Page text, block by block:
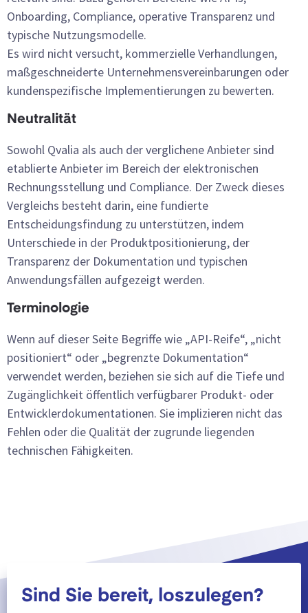
Onboarding, Compliance, operative Transparenz und
typische Nutzungsmodelle.
Es wird nicht versucht, kommerzielle Verhandlungen,
maßgeschneiderte Unternehmensvereinbarungen oder
kundenspezifische Implementierungen zu bewerten.
Neutralität
Sowohl Qvalia als auch der verglichene Anbieter sind
etablierte Anbieter im Bereich der elektronischen
Rechnungsstellung und Compliance. Der Zweck dieses
Vergleichs besteht darin, eine fundierte
Entscheidungsfindung zu unterstützen, indem
Unterschiede in der Produktpositionierung, der
Transparenz der Dokumentation und typischen
Anwendungsfällen aufgezeigt werden.
Terminologie
Wenn auf dieser Seite Begriffe wie „API-Reife“, „nicht
positioniert“ oder „begrenzte Dokumentation“
verwendet werden, beziehen sie sich auf die Tiefe und
Zugänglichkeit öffentlich verfügbarer Produkt- oder
Entwicklerdokumentationen. Sie implizieren nicht das
Fehlen oder die Qualität der zugrunde liegenden
technischen Fähigkeiten.
Sind Sie bereit, loszulegen?